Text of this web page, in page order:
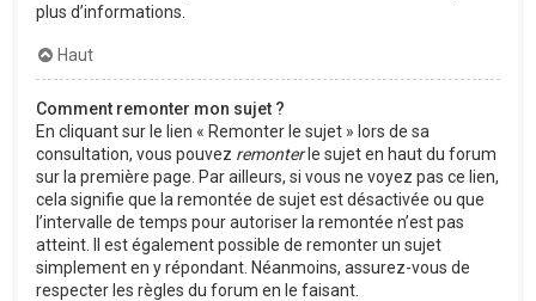
plus d’informations.
Haut
Comment remonter mon sujet ?
En cliquant sur le lien « Remonter le sujet » lors de sa
consultation, vous pouvez remonterle sujet en haut du forum
sur la première page. Par ailleurs, si vous ne voyez pas ce lien,
cela signifie que la remontée de sujet est désactivée ou que
l’intervalle de temps pour autoriser la remontée n’est pas
atteint. Il est également possible de remonter un sujet
simplement en y répondant. Néanmoins, assurez-vous de
respecter les règles du forum en le faisant.